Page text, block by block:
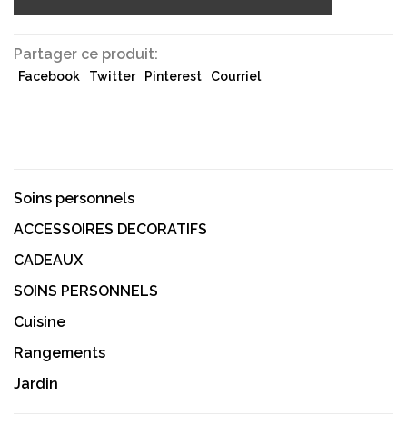
Partager ce produit:
Facebook Twitter Pinterest Courriel
Soins personnels
ACCESSOIRES DECORATIFS
CADEAUX
SOINS PERSONNELS
Cuisine
Rangements
Jardin